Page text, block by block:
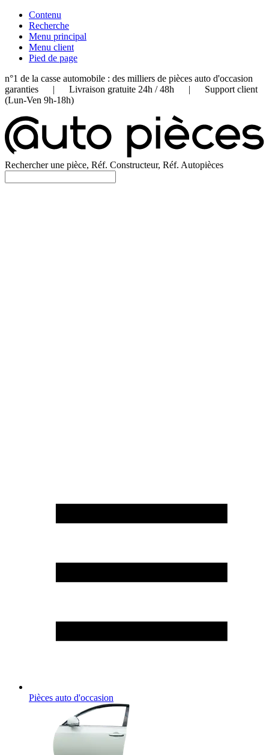
Contenu
Recherche
Menu principal
Menu client
Pied de page
n°1 de la casse automobile : des milliers de pièces auto d'occasion
garanties | Livraison gratuite 24h / 48h | Support client
(Lun-Ven 9h-18h)
Rechercher une pièce, Réf. Constructeur, Réf. Autopièces
Pièces auto d'occasion